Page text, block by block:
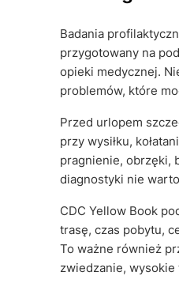
Badania
przygotowany na
opieki medycznej.
problemów, które
Przed urlopem
przy wysiłku,
pragnienie, obrzęki,
diagnostyki nie warto
CDC Yellow Book
trasę, czas pobytu,
To ważne również
zwiedzanie,